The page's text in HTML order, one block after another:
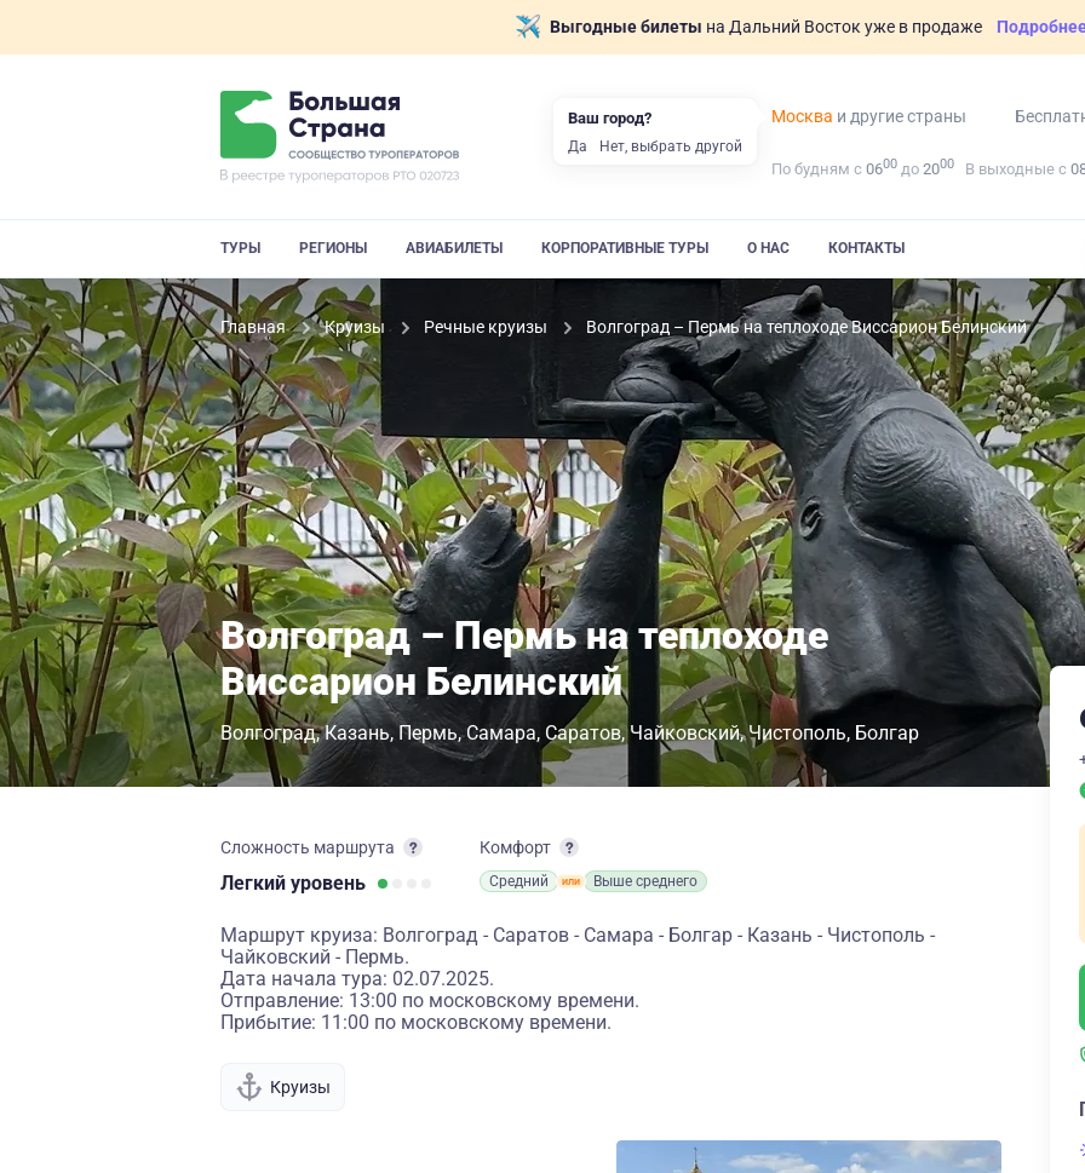
Выгодные билеты на Дальний Восток уже в продаже
Москва и другие страны
По будням с 0600 до 2000 В выходные с
ТУРЫ РЕГИОНЫ АВИАБИЛЕТЫ КОРПОРАТИВНЫЕ ТУРЫ О НАС КОНТАКТЫ
Главная Круизы Речные круизы Волгоград – Пермь на теплоходе Виссарион Белинский
Волгоград – Пермь на теплоходе
Виссарион Белинский
Волгоград Казань Пермь Самара Саратов Чайковский Чистополь Болгар
Сложность маршрута
Легкий уровень
Комфорт
Средний Выше среднего
Маршрут круиза: Волгоград - Саратов - Самара - Болгар - Казань - Чистополь -
Чайковский - Пермь.
Дата начала тура: 02.07.2025.
Отправление: 13:00 по московскому времени.
Прибытие: 11:00 по московскому времени.
Круизы
Ваш город?
Да Нет, выбрать другой